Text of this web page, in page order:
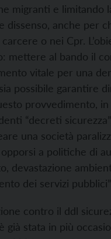
migranti e limitando
dissenso, anche per
o nei Cpr.
mettere al bando il
vitale per una
possibile garantire
provvedimento,
“decreti
una società
a politiche di
devastazione
dei servizi
contro il ddl
già stata in più